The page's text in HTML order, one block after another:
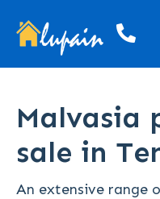
Malvasia
sale in
An extensive range